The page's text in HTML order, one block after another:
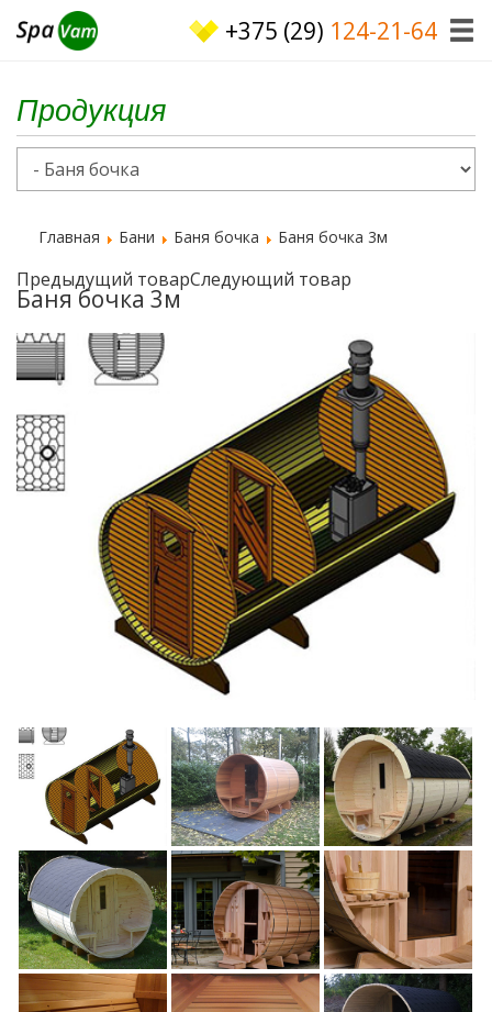
+375 (29) 124-21-64
Продукция
Главная Бани Баня бочка Баня бочка 3м
Предыдущий товарСледующий товар
Баня бочка 3м